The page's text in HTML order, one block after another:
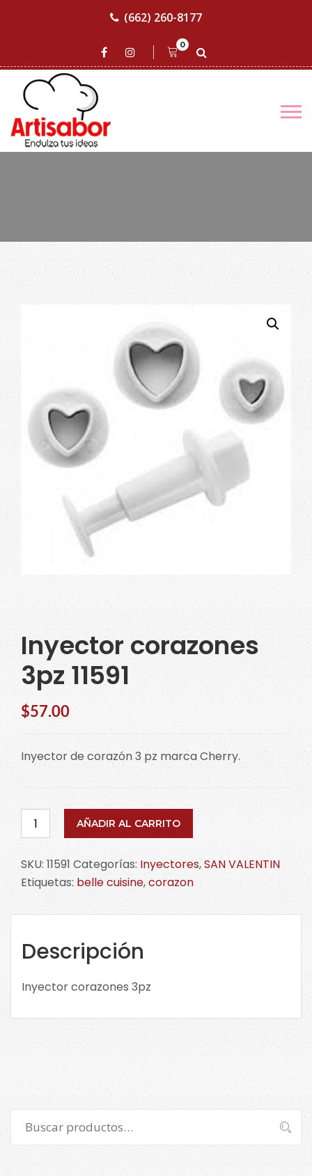
(662) 260-8177
0
Inyector corazones
3pz 11591
$57.00
Inyector de corazón 3 pz marca Cherry.
Inyector
corazones
3pz
11591
cantidad
AÑADIR AL CARRITO
SKU:11591 Categorías: Inyectores,SAN VALENTIN
Etiquetas:belle cuisine,corazon
Descripción
Inyector corazones 3pz
por:
Buscar